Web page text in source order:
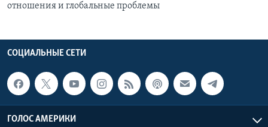
отношения и глобальные проблемы
СОЦИАЛЬНЫЕ СЕТИ
ГОЛОС АМЕРИКИ